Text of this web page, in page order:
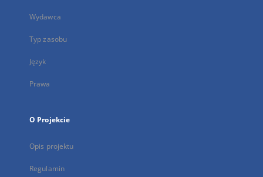
Wydawca
Typ zasobu
Język
Prawa
O Projekcie
Opis projektu
Regulamin